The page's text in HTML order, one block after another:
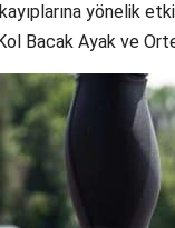
yönelik
Bacak Ayak ve